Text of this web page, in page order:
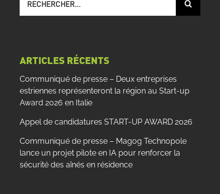
sur
ARTICLES RÉCENTS
Communiqué de presse – Deux entreprises
estriennes représenteront la région au Start-up
Award 2026 en Italie
Appel de candidatures START-UP AWARD 2026
Communiqué de presse – Magog Technopole
lance un projet pilote en IA pour renforcer la
sécurité des aînés en résidence